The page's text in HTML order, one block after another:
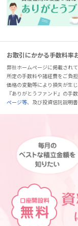
お取引にかかる手数料率
弊社ホームページに掲載され
所定の手数料や諸経費をご負
価格の変動等により損失が生
『ありがとうファンド』の手
ページ等、及び投資信託説明